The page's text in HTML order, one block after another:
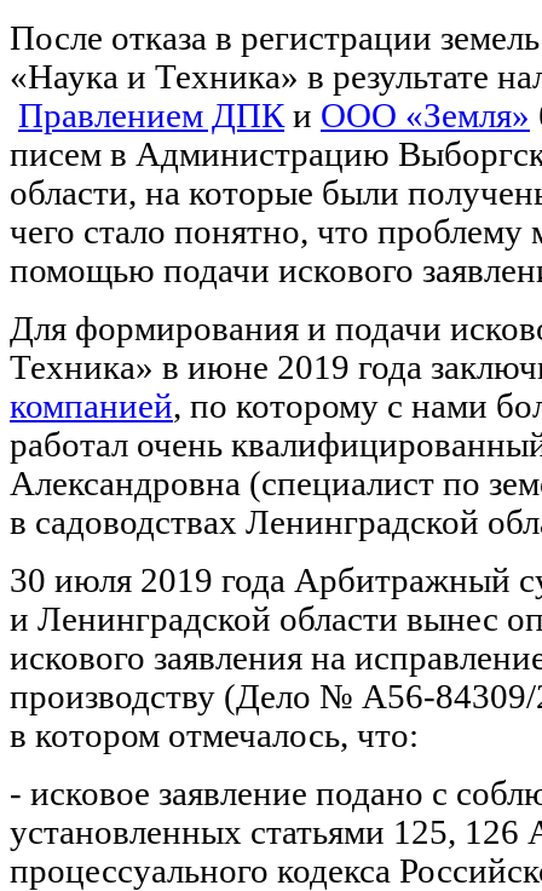
После отказа в регистрации
«Наука и Техника» в результате
Правлением ДПК и ООО «Земля»
писем в Администрацию
области, на которые были
чего стало понятно, что
помощью подачи искового
Для формирования и подачи
Техника» в июне 2019 года
компанией, по которому с нами
работал очень
Александровна (специалист по
в садоводствах Ленинградской
30 июля 2019 года Арбитражный
и Ленинградской области вынес
искового заявления на
производству (Дело № А56-84309/
в котором отмечалось, что:
- исковое заявление подано с
установленных статьями 125, 126
процессуального кодекса